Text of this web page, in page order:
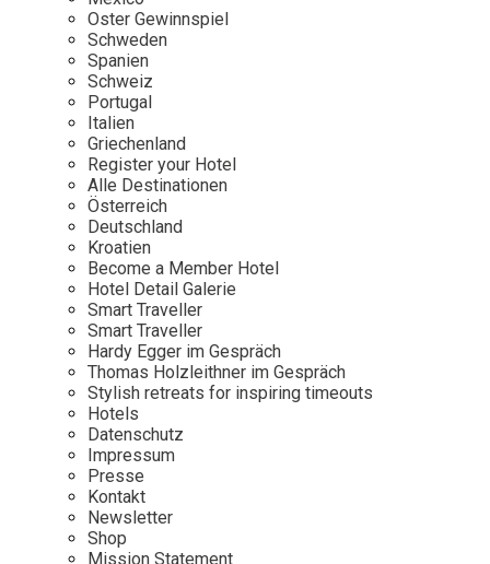
Mexico
Niederlande
Österreich
Portugal
Schweden
Spanien
Schweiz
Persönlichkeiten
Our Story
Career
Kontakt
Impressum
Oster Gewinnspiel
Schweden
Spanien
Schweiz
Portugal
Italien
Griechenland
Register your Hotel
Alle Destinationen
Österreich
Deutschland
Kroatien
Become a Member Hotel
Hotel Detail Galerie
Smart Traveller
Smart Traveller
Hardy Egger im Gespräch
Thomas Holzleithner im Gespräch
Stylish retreats for inspiring timeouts
Hotels
Datenschutz
Impressum
Presse
Kontakt
Newsletter
Shop
Mission Statement